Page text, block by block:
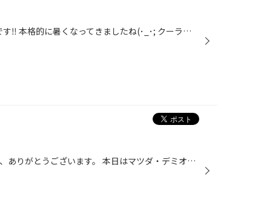
こんにちは(*´꒳`*) タイヤ館本庄店です‼︎ 本格的に暑くなってきましたね(･_･; クーラーなしでは厳しい〜‼︎‼︎ でも冷やしすぎは注意ですねT^T さて月曜日は、、 『レディースDAY』です‼︎‼︎☆☆ オイル交換の時期は目安6ヶ月です☺︎！ いつもよりお得にオイル交換出来ちゃうので 気軽にご来店お待ちして...
タイヤ館本庄店のHPをご覧いただき、ありがとうございます。 本日はマツダ・デミオのタイヤ交換のが紹介です。 デミオのSPORTグレードと言う事で、タイヤサイズが195/45R16 今回お選びいただきましたタイヤは、ブリヂストン工場製のタイヤ【デイトンDT30】 タイヤの基本性能を備えた、ベーシック・...